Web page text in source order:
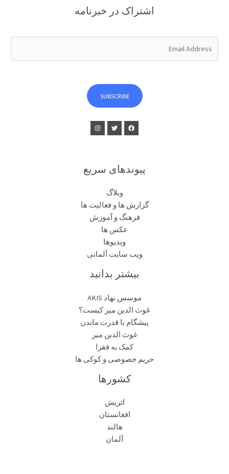
اشتراک در خبرنامه
SUBSCRIBE
پیوندهای سریع
وبلاگ
گزارش ها و فعالیت ها
فرهنگ و آموزش
عکس ها
ویدیوها
ویب سایت آلمانی
بیشتر بدانید
موسس نهاد AKIS
غوث الدین میر کیست؟
پیشگام با قدرت ماندن
غوث الدین میر
کمک به فقرا
حریم خصوصی و کوکی ها
کشورها
اتریش
افغانستان
هالند
آلمان